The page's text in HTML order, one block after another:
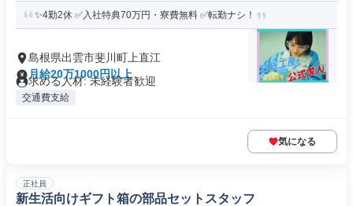
✨4勤2休 ✅入社特典70万円・寮費無料 ✅転勤ナシ！
島根県出雲市斐川町上直江
月給20万1000円以上
求める人材: 未経験者歓迎
交通費支給
気になる
正社員
新生活向けギフト箱の部品セットスタッフ